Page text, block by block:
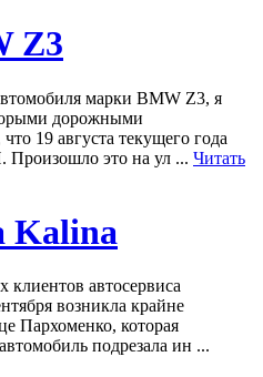
Z3
марки BMW Z3, я
дорожными
19 августа текущего года
это на ул ... Читать
Kalina
автосервиса
возникла крайне
Пархоменко, которая
подрезала ин ...